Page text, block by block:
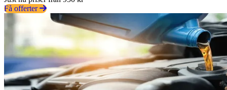
Få offerter